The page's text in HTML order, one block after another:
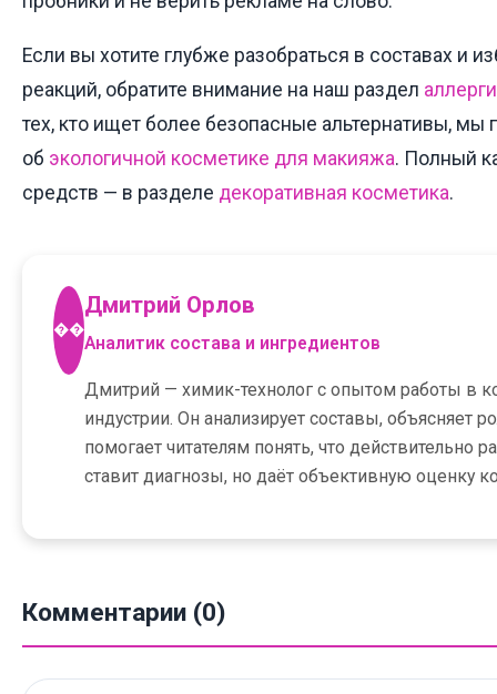
Если вы хотите глубже разобраться в составах и
реакций, обратите внимание на наш раздел
тех, кто ищет более безопасные альтернативы, мы
об экологичной косметике для макияжа. Полный
средств — в разделе декоративная косметика.
��
Дмитрий Орлов
Аналитик состава и ингредиентов
Дмитрий — химик-технолог с опытом работы в
индустрии. Он анализирует составы, объясняет
помогает читателям понять, что действительно
ставит диагнозы, но даёт объективную оценку
Комментарии (0)